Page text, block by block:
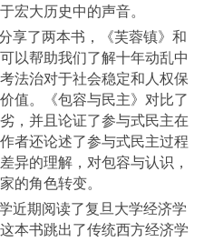
宏大历史中的声音。
享了两本书，《芙蓉镇》和
以帮助我们了解十年动乱中
法治对于社会稳定和人权保
值。《包容与民主》对比了
，并且论证了参与式民主在
者还论述了参与式民主过程
异的理解，对包容与认识，
的角色转变。
近期阅读了复旦大学经济学
本书跳出了传统西方经济学